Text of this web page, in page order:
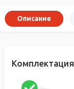
Описание
Комплектация